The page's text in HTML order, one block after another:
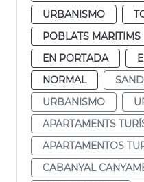
URBANISMO
POBLATS MARITIMS
EN PORTADA
NORMAL
URBANISMO
APARTAMENTS
APARTAMENTOS
CABANYAL